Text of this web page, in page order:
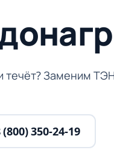
течёт? Заменим
(800) 350-24-19